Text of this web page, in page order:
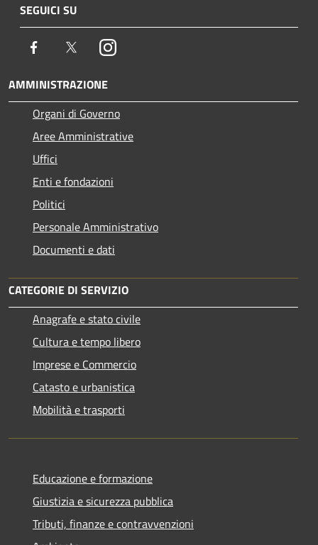
SEGUICI SU
Facebook TwitterInstagram
AMMINISTRAZIONE
Organi di Governo
Aree Amministrative
Uffici
Enti e fondazioni
Politici
Personale Amministrativo
Documenti e dati
CATEGORIE DI SERVIZIO
Anagrafe e stato civile
Cultura e tempo libero
Imprese e Commercio
Catasto e urbanistica
Mobilità e trasporti
Educazione e formazione
Giustizia e sicurezza pubblica
Tributi, finanze e contravvenzioni